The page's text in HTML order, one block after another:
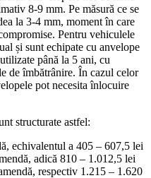
8-9 mm. Pe măsură ce se
la 3-4 mm, moment în care
Pentru vehiculele
și sunt echipate cu anvelope
până la 5 ani, cu
de îmbătrânire. În cazul celor
pot necesita înlocuire
structurate astfel:
echivalentul a 405 – 607,5 lei
adică 810 – 1.012,5 lei
respectiv 1.215 – 1.620